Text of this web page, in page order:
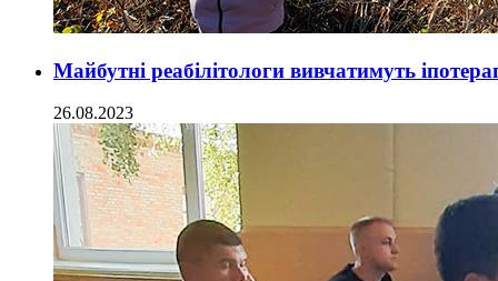
Майбутні реабілітологи вивчатимуть
26.08.2023